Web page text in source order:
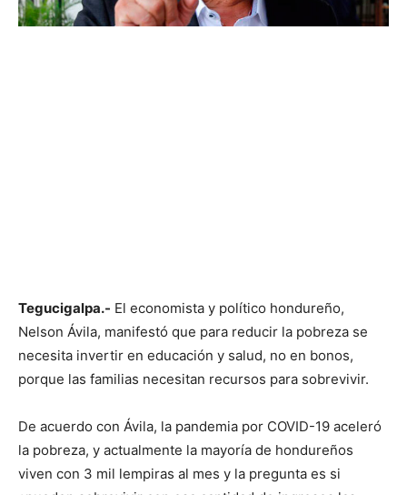
Tegucigalpa.- El economista y político hondureño,
Nelson Ávila, manifestó que para reducir la pobreza se
necesita invertir en educación y salud, no en bonos,
porque las familias necesitan recursos para sobrevivir.
De acuerdo con Ávila, la pandemia por COVID-19 aceleró
la pobreza, y actualmente la mayoría de hondureños
viven con 3 mil lempiras al mes y la pregunta es si